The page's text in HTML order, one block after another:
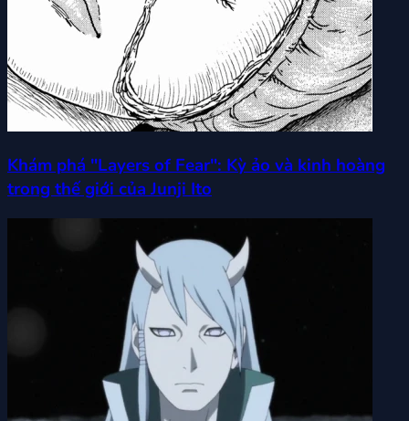
Khám phá "Layers of Fear": Kỳ ảo và kinh hoàng
trong thế giới của Junji Ito